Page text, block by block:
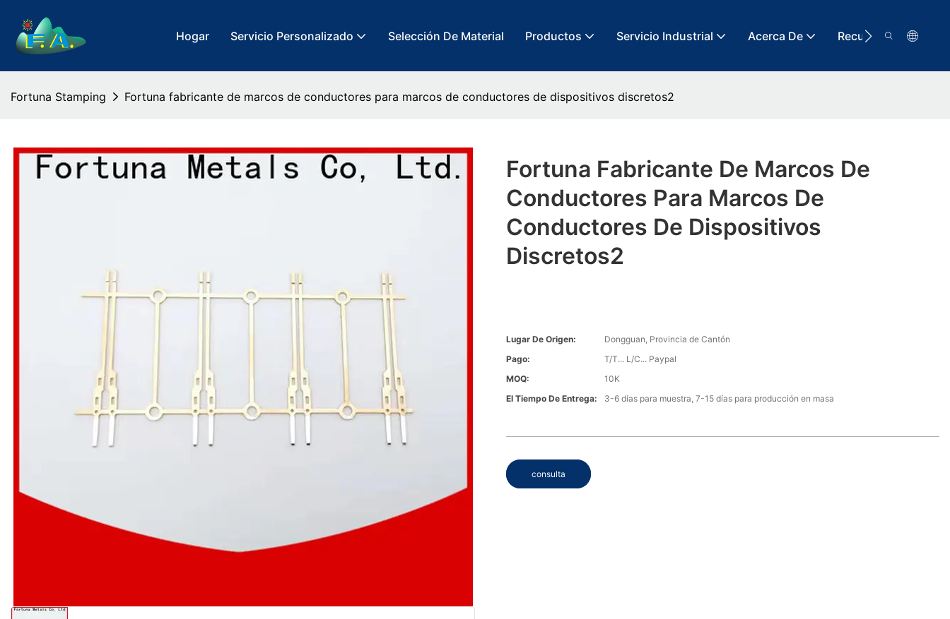
Hogar Servicio Personalizado Selección De Material Productos Servicio Industrial Acerca De Recurso
Fortuna Stamping Fortuna fabricante de marcos de conductores para marcos de conductores de dispositivos discretos2
Fortuna Fabricante De Marcos De
Conductores Para Marcos De
Conductores De Dispositivos
Discretos2
Lugar De Origen:
Dongguan, Provincia de Cantón
Pago:
T/T... L/C... Paypal
MOQ:
10K
El Tiempo De Entrega:
3-6 días para muestra, 7-15 días para producción en masa
consulta